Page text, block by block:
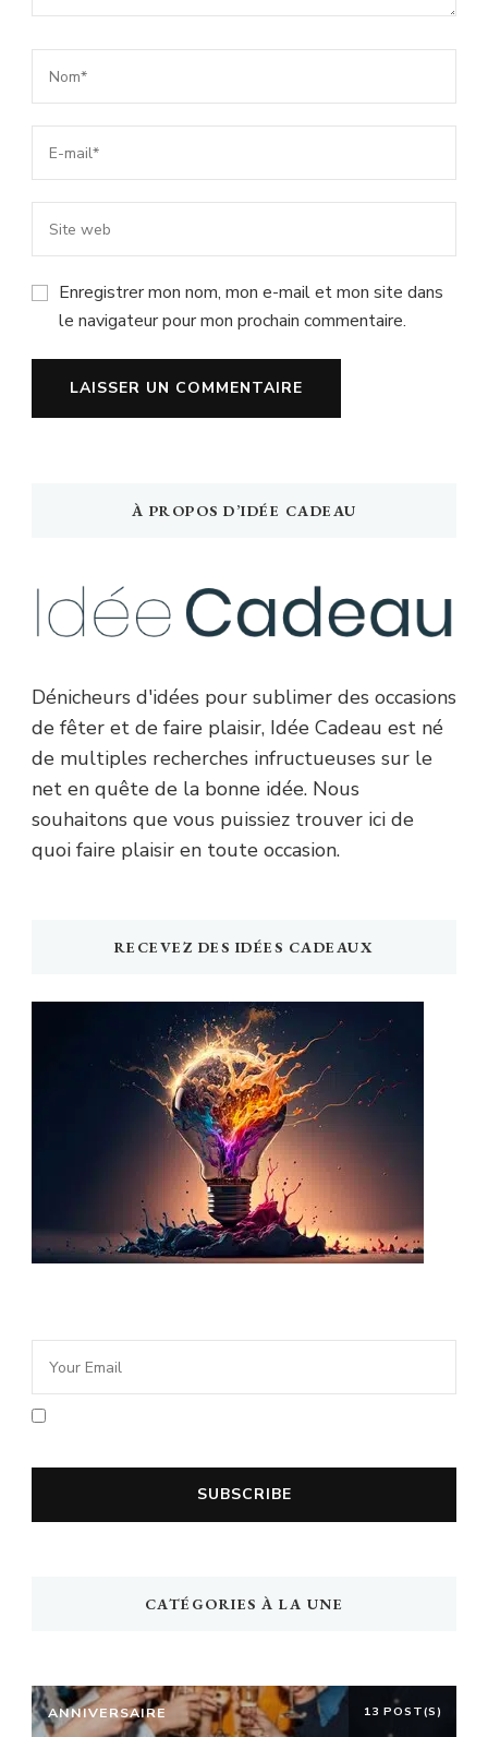
Enregistrer mon nom, mon e-mail et mon site dans
le navigateur pour mon prochain commentaire.
À PROPOS D’IDÉE CADEAU
Dénicheurs d'idées pour sublimer des occasions
de fêter et de faire plaisir, Idée Cadeau est né
de multiples recherches infructueuses sur le
net en quête de la bonne idée. Nous
souhaitons que vous puissiez trouver ici de
quoi faire plaisir en toute occasion.
RECEVEZ DES IDÉES CADEAUX
CATÉGORIES À LA UNE
ANNIVERSAIRE 13 POST(S)